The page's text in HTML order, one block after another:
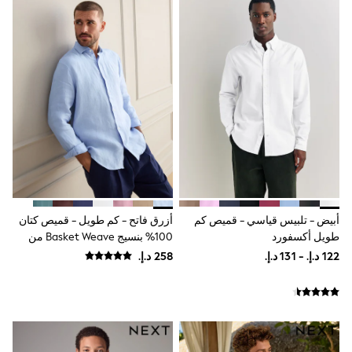
0-2 years
3-5 years
6-8 years
9-11 years
12-14 years
All Clothing
Coats & Jackets
Dresses
Holiday Shop
Jeans
Jumpsuits & Playsuits
Kid's Top Picks
Top & Bottom Sets
Summer Dresses
Polka Dots
THE SET
Knitwear
Schoolwear
Sets & Outfits
أبيض - تلبيس قياسي - قميص كم
طويل أكسفورد
أزرق فاتح - كم طويل - قميص كتان
100% بنسيج Basket Weave من
Signature